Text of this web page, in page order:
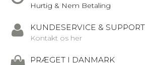
Hurtig & Nem Betaling
KUNDESERVICE & SUPPORT
Kontakt os her
PRÆGET I DANMARK